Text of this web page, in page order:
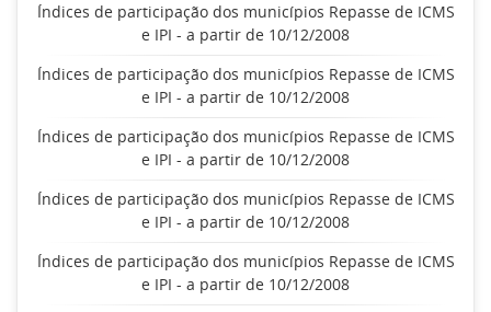
Índices de participação dos municípios Repasse de ICMS
e IPI - a partir de 10/12/2008
Índices de participação dos municípios Repasse de ICMS
e IPI - a partir de 10/12/2008
Índices de participação dos municípios Repasse de ICMS
e IPI - a partir de 10/12/2008
Índices de participação dos municípios Repasse de ICMS
e IPI - a partir de 10/12/2008
Índices de participação dos municípios Repasse de ICMS
e IPI - a partir de 10/12/2008